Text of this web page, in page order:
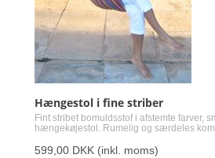
Hængestol i fine striber
Fint stribet bomuldsstof i afstemte farver,
hængekøjestol. Rumelig og særdeles
599,00 DKK (inkl. moms)